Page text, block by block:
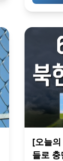
[오늘
들로